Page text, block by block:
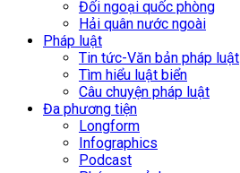
Đối ngoại quốc phòng
Hải quân nước ngoài
Pháp luật
Tin tức-Văn bản pháp luật
Tìm hiểu luật biển
Câu chuyện pháp luật
Đa phương tiện
Longform
Infographics
Podcast